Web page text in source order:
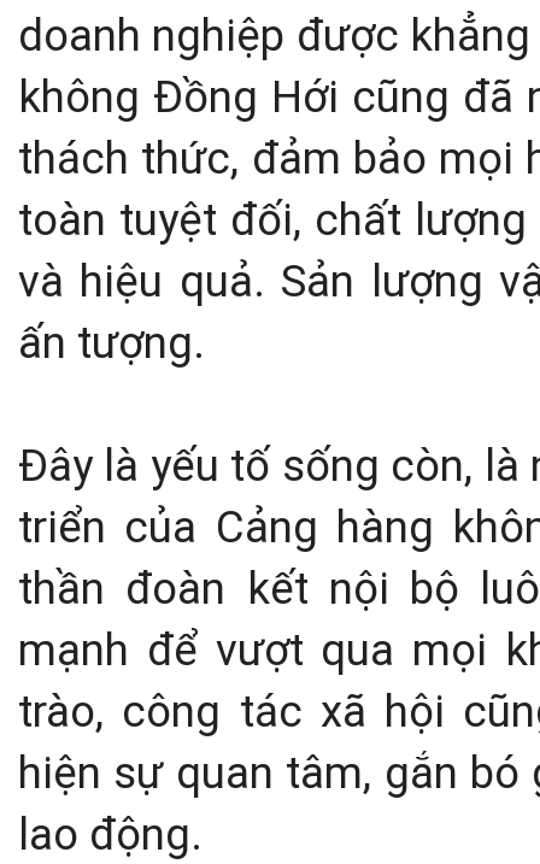
doanh nghiệp được
không Đồng Hới cũng đã
thách thức, đảm bảo mọi
toàn tuyệt đối, chất
và hiệu quả. Sản lượng
ấn tượng.
Đây là yếu tố sống còn,
triển của Cảng hàng
thần đoàn kết nội bộ
mạnh để vượt qua mọi
trào, công tác xã hội
hiện sự quan tâm, gắn
lao động.